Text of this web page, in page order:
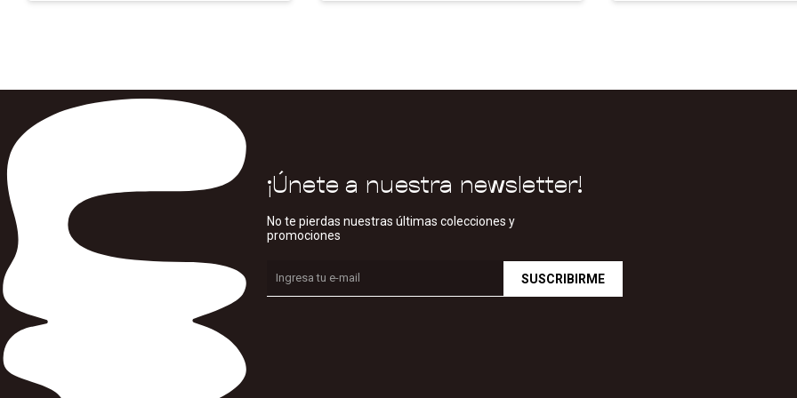
¡Únete a nuestra newsletter!
No te pierdas nuestras últimas colecciones y
promociones
SUSCRIBIRME